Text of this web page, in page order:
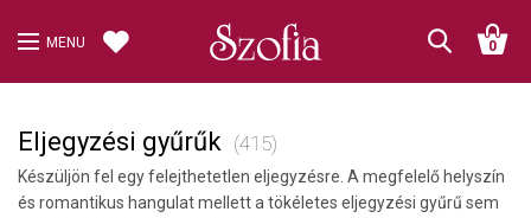
MENU 0
Eljegyzési gyűrűk (415)
Készüljön fel egy felejthetetlen eljegyzésre. A megfelelő helyszín
és romantikus hangulat mellett a tökéletes eljegyzési gyűrű sem